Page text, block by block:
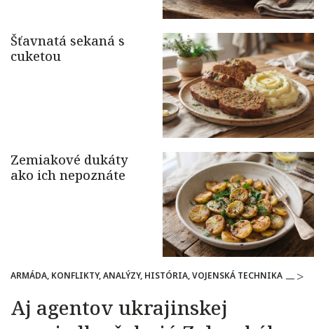
ARMÁDA, KONFLIKTY, ANALÝZY, HISTÓRIA, VOJENSKÁ TECHNIKA